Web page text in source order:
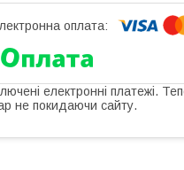
електронні платежі.
не покидаючи сайту.